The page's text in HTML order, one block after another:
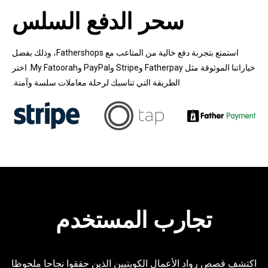
سحر الدفع السلس
استمتع بتجربة دفع خالية من المتاعب مع Fathershops، وذلك بفضل
خياراتنا الموثوقة مثل Fatherpay وStripe وPayPal وMy Fatoorah. اختر
الطريقة التي تناسبك لرحلة معاملات سلسة وآمنة.
تجارب المستخدم
اكتشف قصص رواد الأعمال الكويتيين الذين حققوا نجاحا ملحوظا